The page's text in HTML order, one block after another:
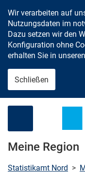
Wir verarbeiten auf
Nutzungsdaten im
Dazu setzen wir den
Konfiguration ohne
erhalten Sie in
Schließen
Meine Region
Statistikamt Nord >